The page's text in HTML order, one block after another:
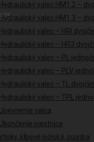
Hydraulický valec HM1.2 –
Hydraulický valec HM1.3 –
Hydraulický valec – HRI
Hydraulický valec – HR3
Hydraulický valec – PL
Hydraulický valec – PLV
Hydraulický valec – TL
Hydraulický valec – TPL
Upevnenie valca
Ukončenie piestnice
Vtoky, kĺbové ložiská, púzdra